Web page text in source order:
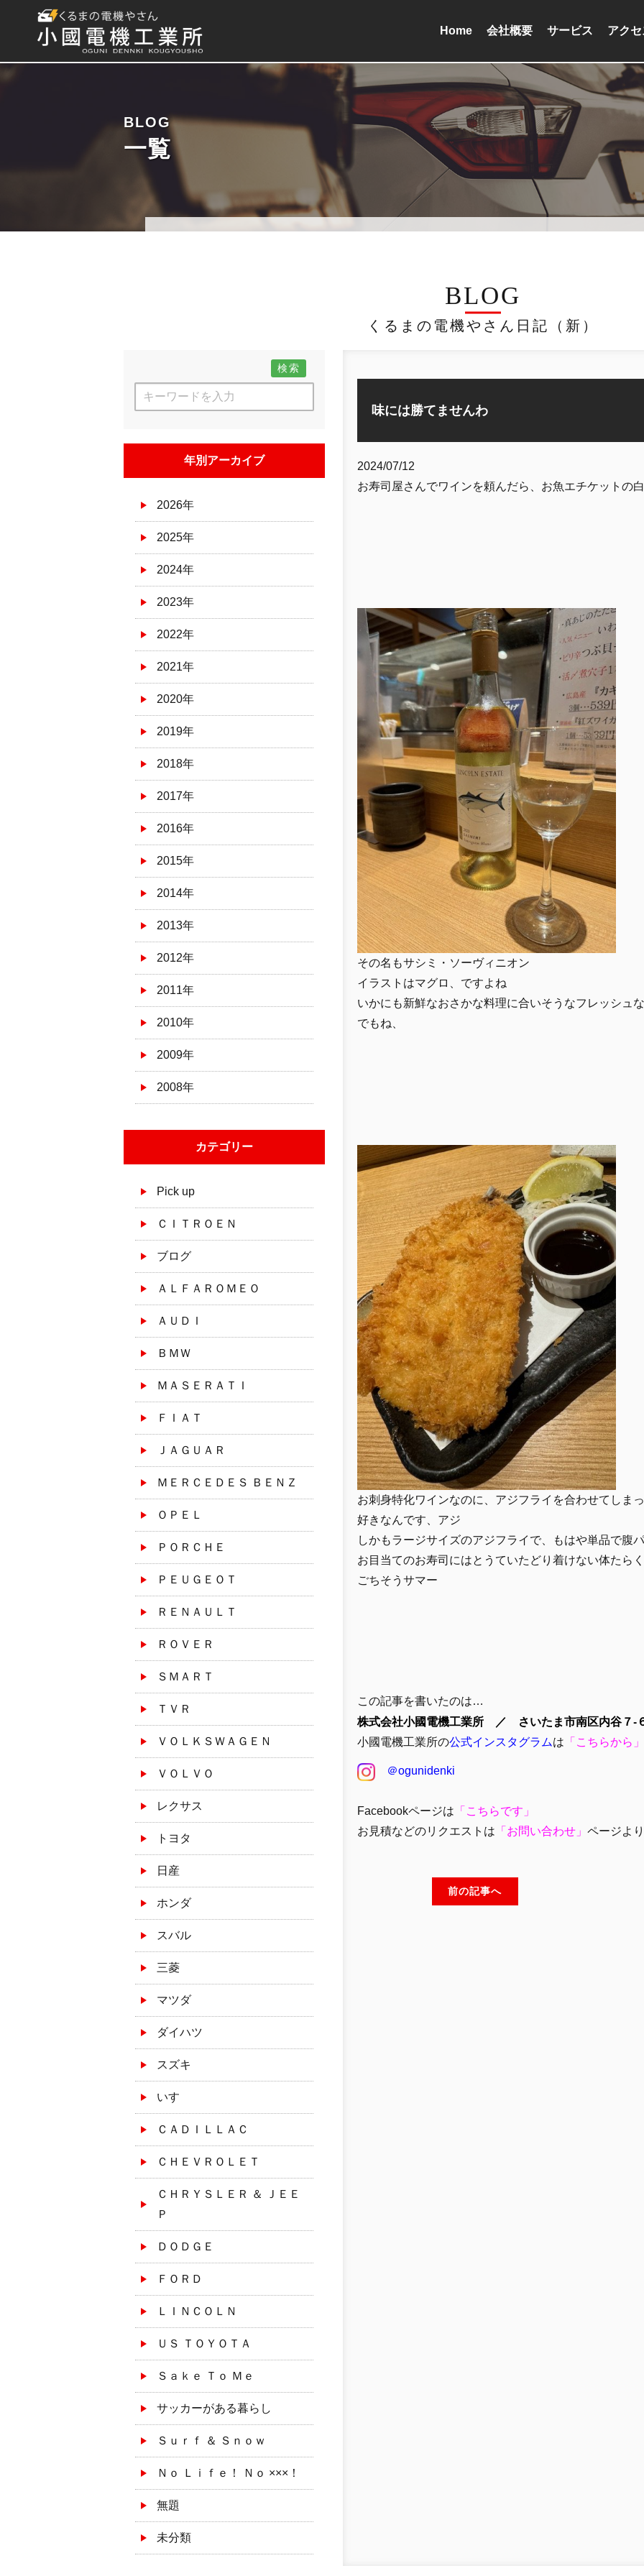
Home 会社概要 サービス アクセ
BLOG
一覧
BLOG
くるまの電機やさん日記（新）
検索
年別アーカイブ
2026年
2025年
2024年
2023年
2022年
2021年
2020年
2019年
2018年
2017年
2016年
2015年
2014年
2013年
2012年
2011年
2010年
2009年
2008年
カテゴリー
Pick up
ＣＩＴＲＯＥＮ
ブログ
ＡＬＦＡＲＯＭＥＯ
ＡＵＤＩ
ＢＭＷ
ＭＡＳＥＲＡＴＩ
ＦＩＡＴ
ＪＡＧＵＡＲ
ＭＥＲＣＥＤＥＳ ＢＥＮＺ
ＯＰＥＬ
ＰＯＲＣＨＥ
ＰＥＵＧＥＯＴ
ＲＥＮＡＵＬＴ
ＲＯＶＥＲ
ＳＭＡＲＴ
ＴＶＲ
ＶＯＬＫＳＷＡＧＥＮ
ＶＯＬＶＯ
レクサス
トヨタ
日産
ホンダ
スバル
三菱
マツダ
ダイハツ
スズキ
いすゞ
ＣＡＤＩＬＬＡＣ
ＣＨＥＶＲＯＬＥＴ
ＣＨＲＹＳＬＥＲ ＆ ＪＥＥ
Ｐ
ＤＯＤＧＥ
ＦＯＲＤ
ＬＩＮＣＯＬＮ
ＵＳ ＴＯＹＯＴＡ
Ｓａｋｅ Ｔｏ Ｍｅ
サッカーがある暮らし
Ｓｕｒｆ ＆ Ｓｎｏｗ
Ｎｏ Ｌｉｆｅ！ Ｎｏ ×××！
無題
未分類
味には勝てませんわ
2024/07/12
お寿司屋さんでワインを頼んだら、お魚エチケットの
その名もサシミ・ソーヴィニオン
イラストはマグロ、ですよね
いかにも新鮮なおさかな料理に合いそうなフレッシュ
でもね、
お刺身特化ワインなのに、アジフライを合わせてしま
好きなんです、アジ
しかもラージサイズのアジフライで、もはや単品で腹
お目当てのお寿司にはとうていたどり着けない体たら
ごちそうサマー
この記事を書いたのは…
株式会社小國電機工業所 ／ さいたま市南区内谷７-
小國電機工業所の公式インスタグラムは 「 こちらから」
＠ogunidenki
Facebookページは 「 こちらです」
お見積などのリクエストは 「 お問い合わせ 」 ページよ
前の記事へ